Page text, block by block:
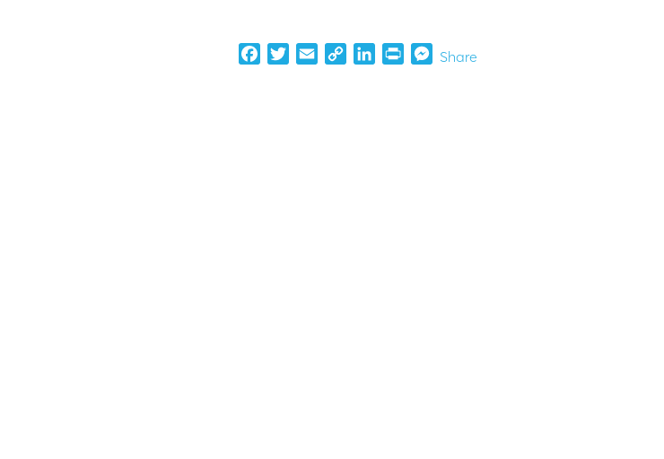
FacebookTwitterEmail Copy
LinkedIn
Print Messenger
Share